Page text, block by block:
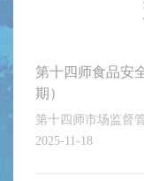
第十四师食品安
期）
第十四师市场监督
2025-11-18